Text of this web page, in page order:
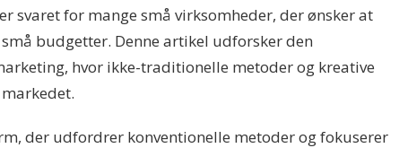
svaret for mange små virksomheder, der ønsker at
budgetter. Denne artikel udforsker den
hvor ikke-traditionelle metoder og kreative
der udfordrer konventionelle metoder og fokuserer